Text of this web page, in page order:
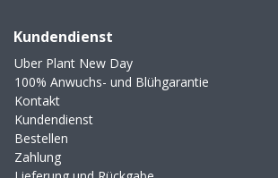
Kundendienst
Uber Plant New Day
100% Anwuchs- und Blühgarantie
Kontakt
Kundendienst
Bestellen
Zahlung